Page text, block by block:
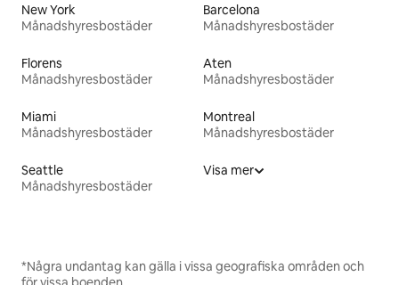
New York
Månadshyresbostäder
Barcelona
Månadshyresbostäder
Florens
Månadshyresbostäder
Aten
Månadshyresbostäder
Miami
Månadshyresbostäder
Montreal
Månadshyresbostäder
Seattle
Månadshyresbostäder
Visa mer
*Några undantag kan gälla i vissa geografiska områden och